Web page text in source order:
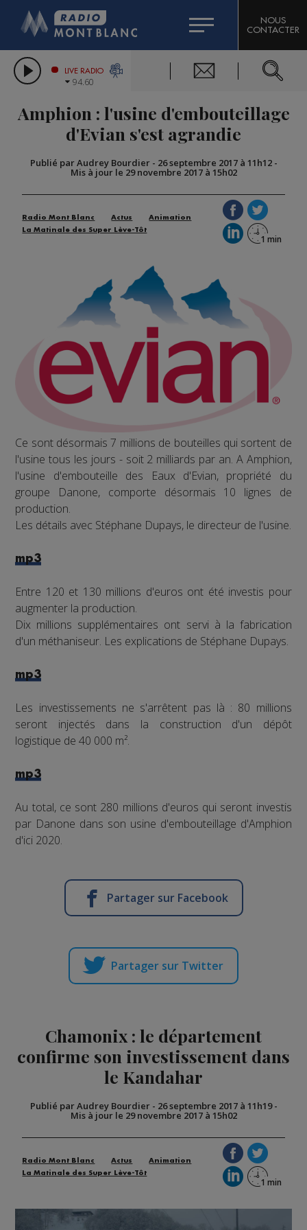
LES CHRONIQUES DE L'EXPERT
CITIZEN MACHINERY
GRAND MASSIF DOMAINES SKIABLES
BIGARD
COMPAGNIE DU MONT-BLANC
NOUS
CONTACTER
LIVE RADIO
94.60
Amphion : l'usine d'embouteillage
d'Evian s'est agrandie
Publié par Audrey Bourdier- 26 septembre 2017 à 11h12-
Mis à jour le 29 novembre 2017 à 15h02
Radio Mont Blanc Actus
Animation
La Matinale des Super Lève-Tôt
Ce sont désormais 7 millions de bouteilles qui sortent de
l'usine tous les jours - soit 2 milliards par an. A Amphion,
l'usine d'embouteille des Eaux d'Evian, propriété du
groupe Danone, comporte désormais 10 lignes de
production.
Les détails avec Stéphane Dupays, le directeur de l'usine.
mp3
Entre 120 et 130 millions d'euros ont été investis pour
augmenter la production.
Dix millions supplémentaires ont servi à la fabrication
d'un méthaniseur. Les explications de Stéphane Dupays.
mp3
Les investissements ne s'arrêtent pas là : 80 millions
seront injectés dans la construction d'un dépôt
logistique de 40 000 m².
mp3
Au total, ce sont 280 millions d'euros qui seront investis
par Danone dans son usine d'embouteillage d'Amphion
d'ici 2020.
Partager sur Facebook
Partager sur Twitter
Chamonix : le département
confirme son investissement dans
le Kandahar
Publié par Audrey Bourdier- 26 septembre 2017 à 11h19-
Mis à jour le 29 novembre 2017 à 15h02
Radio Mont Blanc Actus
Animation
La Matinale des Super Lève-Tôt